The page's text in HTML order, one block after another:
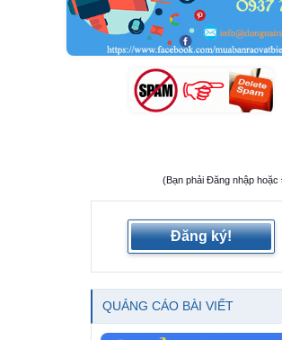
(Bạn phải Đăng nhập
Đăng ký!
QUẢNG CÁO BÀI VIẾT